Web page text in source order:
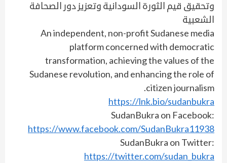
وتحقيق قيم الثورة السودانية وتعزيز دور الصحافة
الشعبية
An independent, non-profit Sudanese media
platform concerned with democratic
transformation, achieving the values of the
Sudanese revolution, and enhancing the role of
citizen journalism.
https://lnk.bio/sudanbukra
SudanBukra on Facebook:
https://www.facebook.com/SudanBukra11938
SudanBukra on Twitter:
https://twitter.com/sudan_bukra